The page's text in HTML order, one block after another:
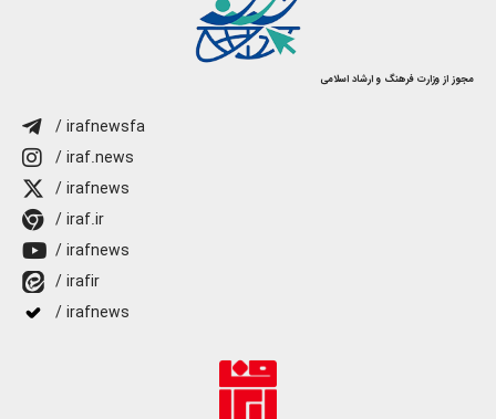
مجوز از وزارت فرهنگ و ارشاد اسلامی
/ irafnewsfa
/ iraf.news
/ irafnews
/ iraf.ir
/ irafnews
/ irafir
/ irafnews